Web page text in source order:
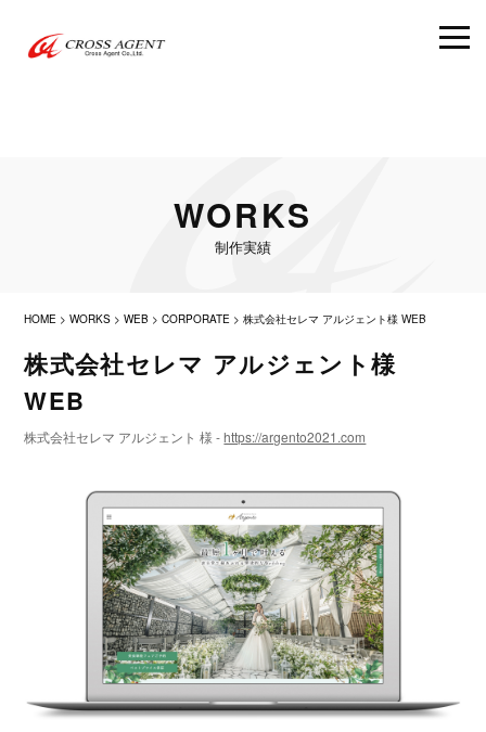
WORKS
制作実績
HOME >WORKS >WEB >CORPORATE >株式会社セレマ アルジェント様 WEB
株式会社セレマ アルジェント様
WEB
株式会社セレマ アルジェント 様 -https://argento2021.com